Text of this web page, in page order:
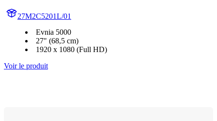
27M2C5201L/01
Evnia 5000
27" (68,5 cm)
1920 x 1080 (Full HD)
Voir le produit